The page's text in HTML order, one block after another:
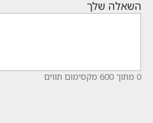
השאלה שלך
0 מתוך 600 מקסימום תווים